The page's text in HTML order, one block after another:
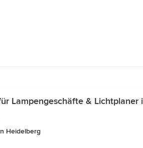
Lampengeschäfte & Lichtplaner
Heidelberg